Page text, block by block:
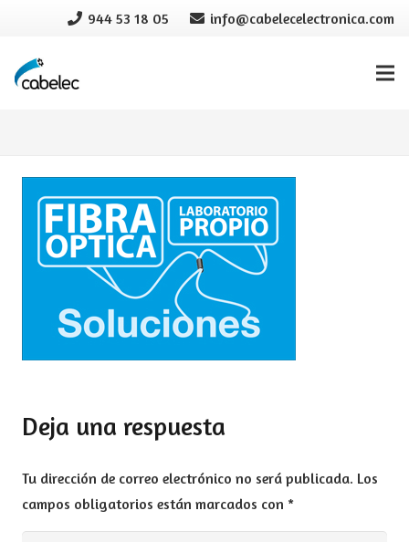
944 53 18 05 info@cabelecelectronica.com
Deja una respuesta
Tu dirección de correo electrónico no será publicada. Los
campos obligatorios están marcados con *